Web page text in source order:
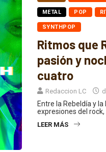
METAL POP
SYNTHPOP
Ritmos que
pasión y
cuatro
Redaccion LC
Entre la Rebeldía y
expresiones del
LEER MÁS